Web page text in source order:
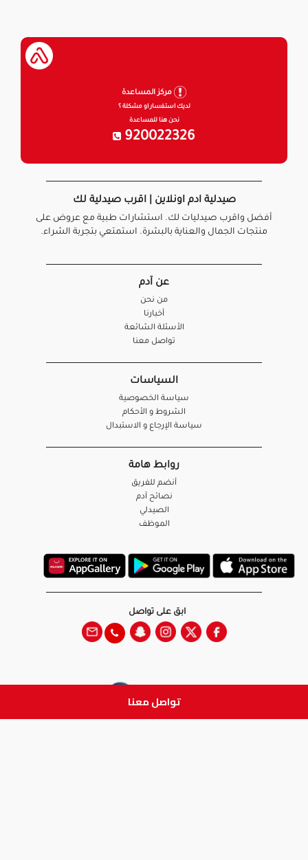
تواصل معنا
مركز المساعدة
لديك استفسار او مشكلة ؟
نحن هنا للمساعدة
920022326
صيدلية ادم اونلاين | اقرب صيدلية لك
أفضل واقرب صيدليات لك. استشارات طبية مع عروض على
منتجات الجمال والعناية بالبشرة. استمتعي بتجربة الشراء.
عن آدم
من نحن
أخبارنا
الأسئلة الشائعة
تواصل معنا
السياسات
سياسة الخصوصية
الشروط و الأحكام
سياسة الإرجاع و الاستبدال
روابط هامة
أنضم للفريق
نصائح آدم
الصيدلي
الموظف
ابق على تواصل